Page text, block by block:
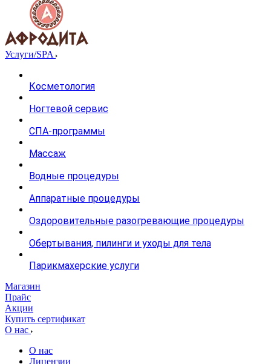
Услуги/SPA
Косметология
Ногтевой сервис
СПА-программы
Массаж
Водные процедуры
Аппаратные процедуры
Оздоровительные разогревающие процедуры
Обертывания, пилинги и уходы для тела
Парикмахерские услуги
Магазин
Прайс
Акции
Купить сертификат
О нас
О нас
Лицензии